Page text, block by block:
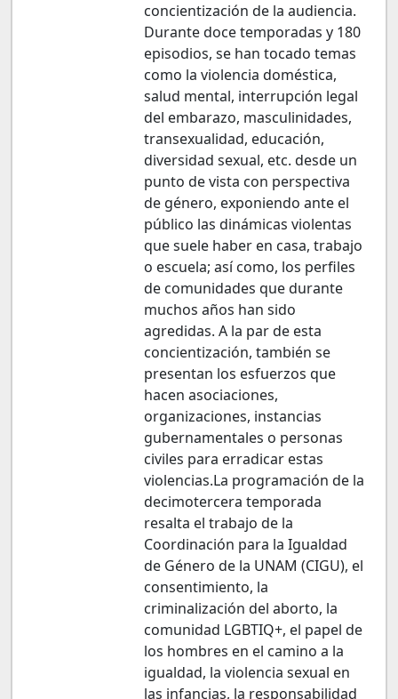
concientización de la audiencia.
Durante doce temporadas y 180
episodios, se han tocado temas
como la violencia doméstica,
salud mental, interrupción legal
del embarazo, masculinidades,
transexualidad, educación,
diversidad sexual, etc. desde un
punto de vista con perspectiva
de género, exponiendo ante el
público las dinámicas violentas
que suele haber en casa, trabajo
o escuela; así como, los perfiles
de comunidades que durante
muchos años han sido
agredidas. A la par de esta
concientización, también se
presentan los esfuerzos que
hacen asociaciones,
organizaciones, instancias
gubernamentales o personas
civiles para erradicar estas
violencias.La programación de la
decimotercera temporada
resalta el trabajo de la
Coordinación para la Igualdad
de Género de la UNAM (CIGU), el
consentimiento, la
criminalización del aborto, la
comunidad LGBTIQ+, el papel de
los hombres en el camino a la
igualdad, la violencia sexual en
las infancias, la responsabilidad